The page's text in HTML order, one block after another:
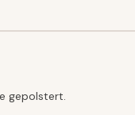
gepolstert.